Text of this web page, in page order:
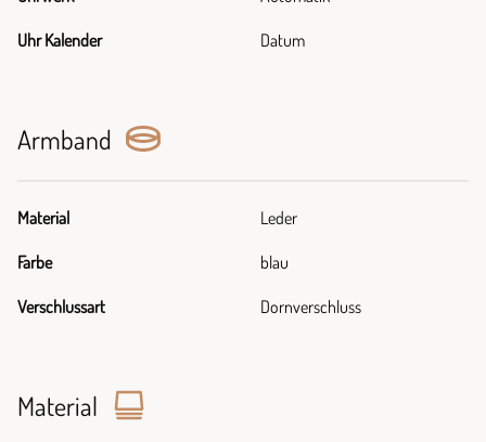
Uhr Kalender Datum
Armband
Material Leder
Farbe blau
Verschlussart Dornverschluss
Material